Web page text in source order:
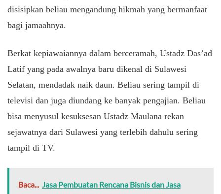
disisipkan beliau mengandung hikmah yang bermanfaat
bagi jamaahnya.
Berkat kepiawaiannya dalam berceramah, Ustadz Das’ad
Latif yang pada awalnya baru dikenal di Sulawesi
Selatan, mendadak naik daun. Beliau sering tampil di
televisi dan juga diundang ke banyak pengajian. Beliau
bisa menyusul kesuksesan Ustadz Maulana rekan
sejawatnya dari Sulawesi yang terlebih dahulu sering
tampil di TV.
Baca... Jasa Pembuatan Rencana Bisnis dan Jasa